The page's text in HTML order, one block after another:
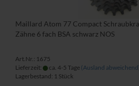
Maillard Atom 77 Compact
Zähne 6 fach BSA schwarz NOS
Art.Nr.: 1675
Lieferzeit:
ca. 4-5 Tage (Ausland
Lagerbestand: 1 Stück